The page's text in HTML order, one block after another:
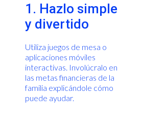
1. Hazlo simple
y divertido
Utiliza juegos de mesa o
aplicaciones móviles
interactivas. Involúcralo en
las metas financieras de la
familia explicándole cómo
puede ayudar.